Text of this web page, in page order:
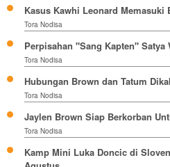
Kasus Kawhi Leonard Memasuki
Tora Nodisa
Perpisahan "Sang Kapten" Satya
Tora Nodisa
Hubungan Brown dan Tatum
Tora Nodisa
Jaylen Brown Siap Berkorban
Tora Nodisa
Kamp Mini Luka Doncic di